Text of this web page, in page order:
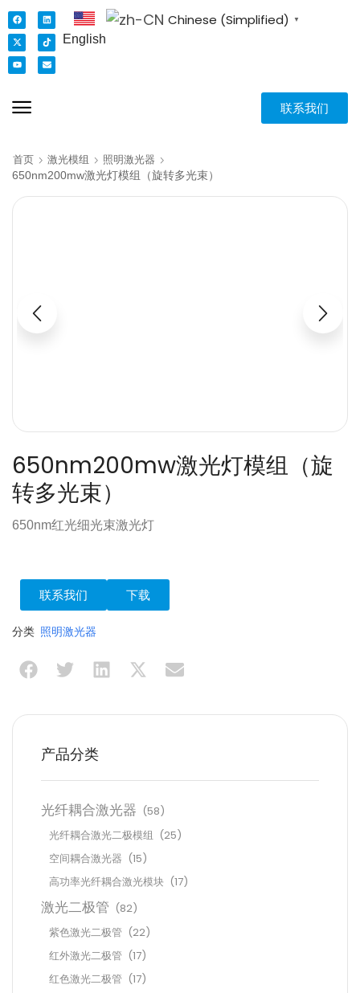
English
Chinese (Simplified) ▼
联系我们
首页 激光模组 照明激光器
650nm200mw激光灯模组（旋转多光束）
650nm200mw激光灯模组（旋
转多光束）
650nm红光细光束激光灯
联系我们 下载
分类 照明激光器
产品分类
光纤耦合激光器 (58)
光纤耦合激光二极模组 (25)
空间耦合激光器 (15)
高功率光纤耦合激光模块 (17)
激光二极管 (82)
紫色激光二极管 (22)
红外激光二极管 (17)
红色激光二极管 (17)